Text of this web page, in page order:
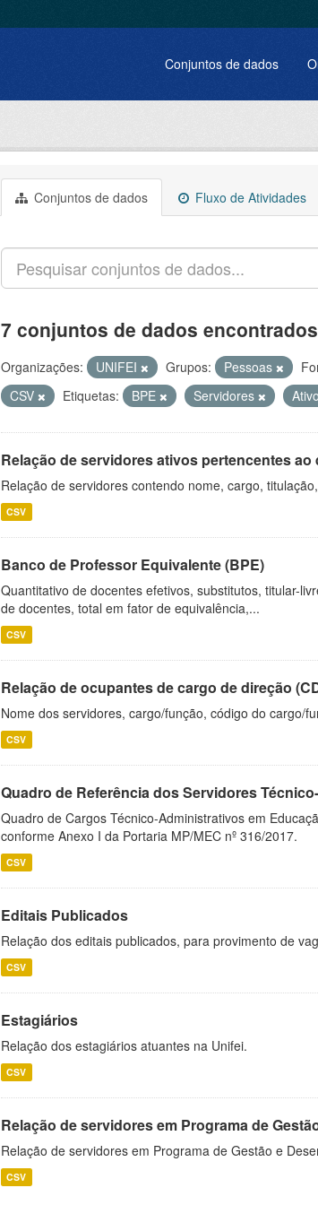
Conjuntos de dados
Conjuntos de dados Fluxo de Atividades
7 conjuntos de dados encontrados
Organizações: UNIFEI Grupos: Pessoas
CSV
Etiquetas: BPE Servidores
Relação de servidores ativos pertencentes
Relação de servidores contendo nome, cargo,
CSV
Banco de Professor Equivalente (BPE)
Quantitativo de docentes efetivos, substitutos, titular-
de docentes, total em fator de equivalência,...
CSV
Relação de ocupantes de cargo de direção
Nome dos servidores, cargo/função, código do cargo/
CSV
Quadro de Referência dos Servidores
Quadro de Cargos Técnico-Administrativos em
conforme Anexo I da Portaria MP/MEC nº 316/2017.
CSV
Editais Publicados
Relação dos editais publicados, para provimento de
CSV
Estagiários
Relação dos estagiários atuantes na Unifei.
CSV
Relação de servidores em Programa de
Relação de servidores em Programa de Gestão e
CSV